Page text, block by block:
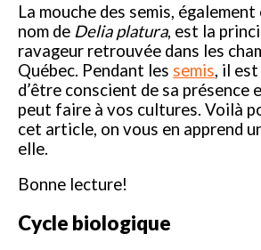
La mouche des semis,
nom de Delia platura, est la
ravageur retrouvée dans les
Québec. Pendant les semis, il
d’être conscient de sa présence
peut faire à vos cultures. Voilà
cet article, on vous en apprend
elle.
Bonne lecture!
Cycle biologique